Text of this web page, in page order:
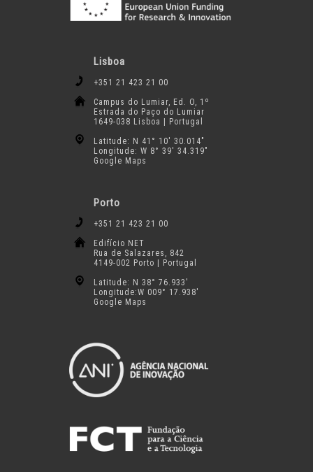
Lisboa
+351 21 423 21 00
Campus do Lumiar, Ed. O, 1º
Estrada do Paço do Lumiar
1649-038 Lisboa | Portugal
Latitude: N 41° 10′ 30.014″
Longitude: W 8° 39′ 34.319″
Google Maps
Porto
+351 21 423 21 00
Edifício NET
Rua de Salazares, 842
4149-002 Porto | Portugal
Latitude: N 38° 76.933′
Longitude:W 009° 17.938′
Google Maps